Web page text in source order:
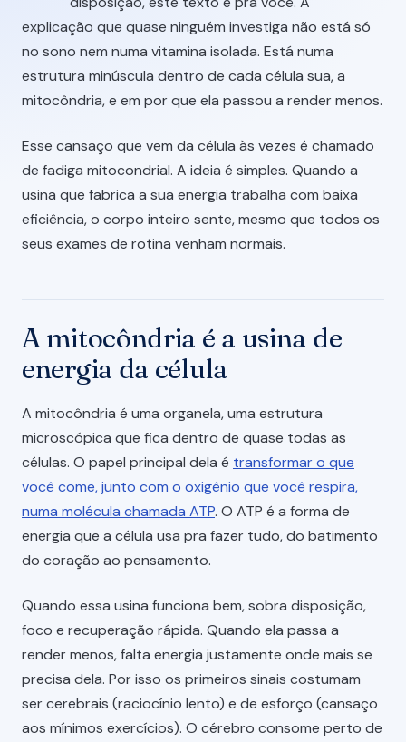
explicação que quase ninguém investiga não está só
no sono nem numa vitamina isolada. Está numa
estrutura minúscula dentro de cada célula sua, a
mitocôndria, e em por que ela passou a render menos.
Esse cansaço que vem da célula às vezes é chamado
de fadiga mitocondrial. A ideia é simples. Quando a
usina que fabrica a sua energia trabalha com baixa
eficiência, o corpo inteiro sente, mesmo que todos os
seus exames de rotina venham normais.
A mitocôndria é a usina de
energia da célula
A mitocôndria é uma organela, uma estrutura
microscópica que fica dentro de quase todas as
células. O papel principal dela é transformar o que
você come, junto com o oxigênio que você respira,
numa molécula chamada ATP. O ATP é a forma de
energia que a célula usa pra fazer tudo, do batimento
do coração ao pensamento.
Quando essa usina funciona bem, sobra disposição,
foco e recuperação rápida. Quando ela passa a
render menos, falta energia justamente onde mais se
precisa dela. Por isso os primeiros sinais costumam
ser cerebrais (raciocínio lento) e de esforço (cansaço
aos mínimos exercícios). O cérebro consome perto de